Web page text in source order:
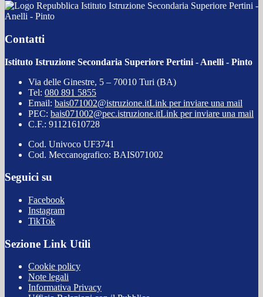
Istituto Istruzione Secondaria Superiore Pertini -
Anelli - Pinto
Contatti
Istituto Istruzione Secondaria Superiore Pertini - Anelli - Pinto
Via delle Ginestre, 5 – 70010 Turi (BA)
Tel: 080 891 5855
Email: bais071002@istruzione.itLink per inviare una mail
PEC: bais071002@pec.istruzione.itLink per inviare una mail
C.F.: 91121610728
Cod. Univoco UF3741
Cod. Meccanografico: BAIS071002
Seguici su
Facebook
Instagram
TikTok
Sezione Link Utili
Cookie policy
Note legali
Informativa Privacy